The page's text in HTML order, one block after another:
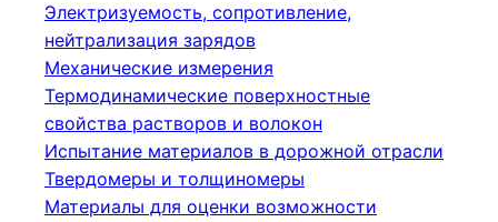
Электризуемость, сопротивление,
нейтрализация зарядов
Механические измерения
Термодинамические поверхностные
свойства растворов и волокон
Испытание материалов в дорожной отрасли
Твердомеры и толщиномеры
Материалы для оценки возможности